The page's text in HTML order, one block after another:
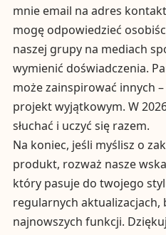
mnie email na adres
mogę odpowiedzieć
naszej grupy na mediach
wymienić doświadczenia.
może zainspirować innych
projekt wyjątkowym. W
słuchać i uczyć się razem.
Na koniec, jeśli myślisz o
produkt, rozważ nasze
który pasuje do twojego
regularnych aktualizacjach,
najnowszych funkcji.